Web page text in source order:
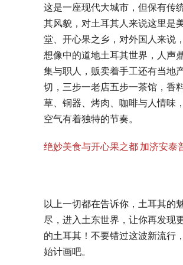
这是一座现代大城市，但保有传
其风貌，对土耳其人来说这里是
堂、开心果之乡，对外国人来说
想像中的道地土耳其世界，人声
集与职人，贩卖着手工还有当地
切，三步一老店五步一茶馆，香
草、铜器、烤肉、咖啡与人情味
空气有着独特的节奏。
绝妙美食与开心果之都 加济安泰
以上一切都在告诉你，土耳其的
尽，进入土东世界，让你再发现
的土耳其！不要错过这波新流行
始计画吧。